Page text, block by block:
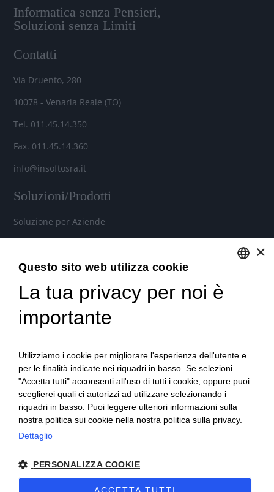
Informatica senza Pensieri,
Soluzioni senza Limiti
Contatti
Via Druento, 280
10078 - Venaria Reale (TO)
Tel. 011.45.14.350
Fax. 011.45.14.360
info@insoftosra.it
Soluzioni/Prodotti
Soluzione per Aziende
Soluzione per Consulenti
Servizi
Industria 4.0
Soluzioni in Cloud per aziende, commercialisti e consulenti
del lavoro
Formazione qualificata
Consulenza tecnica e organizzativa
Copyright © 2022 P. IVA 07207120010 - Nr. REA: TO-861525 -
Cap. Soc. 52.000€ -Privacy -Cookie
×
Questo sito web utilizza cookie
La tua privacy per noi è
importante
Utilizziamo i cookie per migliorare l'esperienza dell'utente e
per le finalità indicate nei riquadri in basso. Se selezioni
"Accetta tutti" acconsenti all'uso di tutti i cookie, oppure puoi
sceglierei quali ci autorizzi ad utilizzare selezionando i
riquadri in basso. Puoi leggere ulteriori informazioni sulla
nostra politica sui cookie nella nostra politica sulla privacy.
Dettaglio
PERSONALIZZA COOKIE